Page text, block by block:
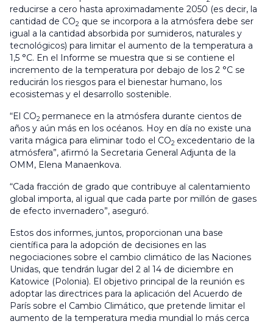
reducirse a cero hasta aproximadamente 2050 (es decir, la
cantidad de CO2 que se incorpora a la atmósfera debe ser
igual a la cantidad absorbida por sumideros, naturales y
tecnológicos) para limitar el aumento de la temperatura a
1,5 °C. En el Informe se muestra que si se contiene el
incremento de la temperatura por debajo de los 2 °C se
reducirán los riesgos para el bienestar humano, los
ecosistemas y el desarrollo sostenible.
“El CO2 permanece en la atmósfera durante cientos de
años y aún más en los océanos. Hoy en día no existe una
varita mágica para eliminar todo el CO2 excedentario de la
atmósfera”, afirmó la Secretaria General Adjunta de la
OMM, Elena Manaenkova.
“Cada fracción de grado que contribuye al calentamiento
global importa, al igual que cada parte por millón de gases
de efecto invernadero”, aseguró.
Estos dos informes, juntos, proporcionan una base
científica para la adopción de decisiones en las
negociaciones sobre el cambio climático de las Naciones
Unidas, que tendrán lugar del 2 al 14 de diciembre en
Katowice (Polonia). El objetivo principal de la reunión es
adoptar las directrices para la aplicación del Acuerdo de
París sobre el Cambio Climático, que pretende limitar el
aumento de la temperatura media mundial lo más cerca